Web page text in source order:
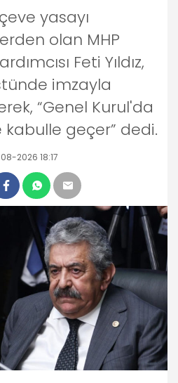
yasayı
olan MHP
Feti Yıldız,
imzayla
“Genel Kurul'da
geçer” dedi.
2026 18:17